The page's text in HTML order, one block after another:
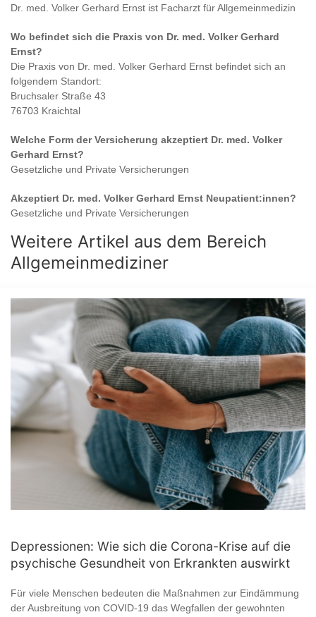
Dr. med. Volker Gerhard Ernst ist Facharzt für Allgemeinmedizin
Wo befindet sich die Praxis von Dr. med. Volker Gerhard
Ernst?
Die Praxis von Dr. med. Volker Gerhard Ernst befindet sich an
folgendem Standort:
Bruchsaler Straße 43
76703 Kraichtal
Welche Form der Versicherung akzeptiert Dr. med. Volker
Gerhard Ernst?
Gesetzliche und Private Versicherungen
Akzeptiert Dr. med. Volker Gerhard Ernst Neupatient:innen?
Gesetzliche und Private Versicherungen
Weitere Artikel aus dem Bereich
Allgemeinmediziner
Depressionen: Wie sich die Corona-Krise auf die
psychische Gesundheit von Erkrankten auswirkt
Für viele Menschen bedeuten die Maßnahmen zur Eindämmung
der Ausbreitung von COVID-19 das Wegfallen der gewohnten